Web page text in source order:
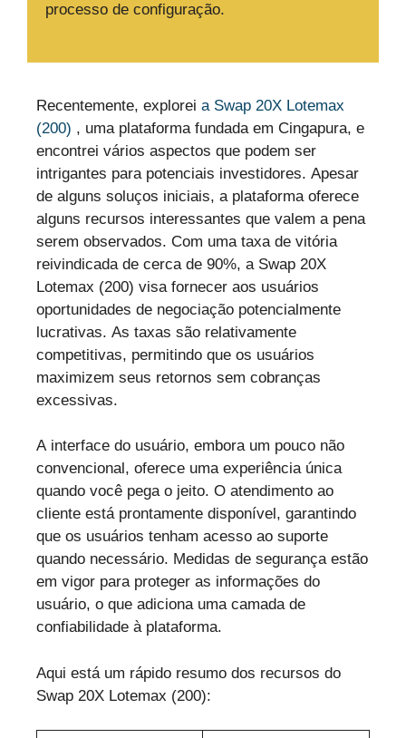
processo de configuração.
Recentemente, explorei a Swap 20X Lotemax
(200) , uma plataforma fundada em Cingapura, e
encontrei vários aspectos que podem ser
intrigantes para potenciais investidores. Apesar
de alguns soluços iniciais, a plataforma oferece
alguns recursos interessantes que valem a pena
serem observados. Com uma taxa de vitória
reivindicada de cerca de 90%, a Swap 20X
Lotemax (200) visa fornecer aos usuários
oportunidades de negociação potencialmente
lucrativas. As taxas são relativamente
competitivas, permitindo que os usuários
maximizem seus retornos sem cobranças
excessivas.
A interface do usuário, embora um pouco não
convencional, oferece uma experiência única
quando você pega o jeito. O atendimento ao
cliente está prontamente disponível, garantindo
que os usuários tenham acesso ao suporte
quando necessário. Medidas de segurança estão
em vigor para proteger as informações do
usuário, o que adiciona uma camada de
confiabilidade à plataforma.
Aqui está um rápido resumo dos recursos do
Swap 20X Lotemax (200):